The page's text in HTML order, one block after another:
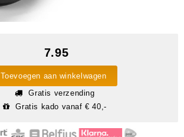
7.95
Toevoegen aan winkelwagen
Gratis verzending
Gratis kado vanaf € 40,-